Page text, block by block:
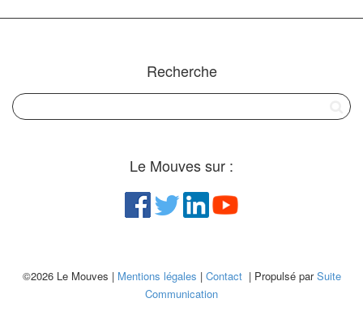
Recherche
Le Mouves sur :
©2026 Le Mouves | Mentions légales | Contact| Propulsé parSuite
Communication